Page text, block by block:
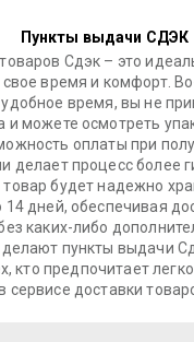
Пункты выдачи СДЭК
Сдэк – это
свое время и комфорт.
время, вы не
и можете осмотреть
оплаты при
делает процесс более
будет надежно
дней, обеспечивая
каких-либо
пункты выдачи
кто предпочитает
сервисе доставки